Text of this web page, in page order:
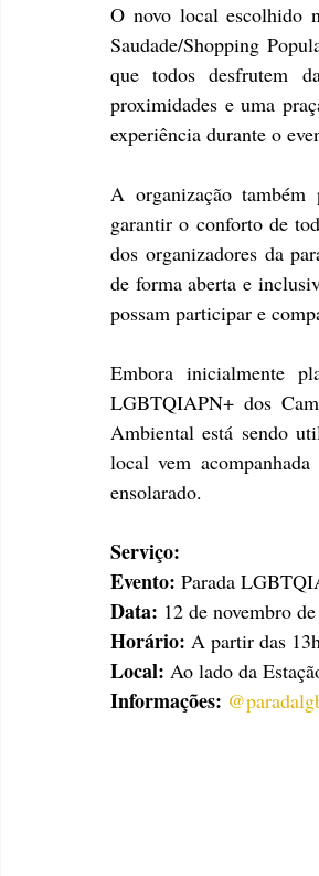
O novo local escolhido
Saudade/Shopping
que todos desfrutem
proximidades e uma
experiência durante o
A organização também
garantir o conforto de
dos organizadores da
de forma aberta e
possam participar e
Embora inicialmente
LGBTQIAPN+ dos
Ambiental está sendo
local vem
ensolarado.
Serviço:
Evento: Parada
Data: 12 de novembro
Horário: A partir das
Local: Ao lado da
Informações: